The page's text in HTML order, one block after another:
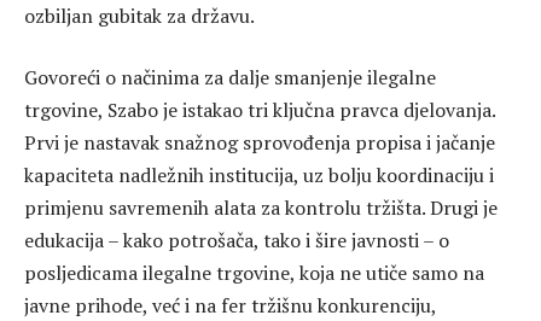
ozbiljan gubitak za državu.
Govoreći o načinima za dalje smanjenje ilegalne
trgovine, Szabo je istakao tri ključna pravca djelovanja.
Prvi je nastavak snažnog sprovođenja propisa i jačanje
kapaciteta nadležnih institucija, uz bolju koordinaciju i
primjenu savremenih alata za kontrolu tržišta. Drugi je
edukacija – kako potrošača, tako i šire javnosti – o
posljedicama ilegalne trgovine, koja ne utiče samo na
javne prihode, već i na fer tržišnu konkurenciju,